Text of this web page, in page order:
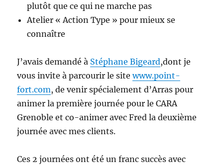
plutôt que ce qui ne marche pas
Atelier « Action Type » pour mieux se
connaître
J’avais demandé à Stéphane Bigeard,dont je
vous invite à parcourir le sitewww.point-
fort.com, de venir spécialement d’Arras pour
animer la première journée pour le CARA
Grenoble et co-animer avec Fred la deuxième
journée avec mes clients.
Ces 2 journées ont été un franc succès avec